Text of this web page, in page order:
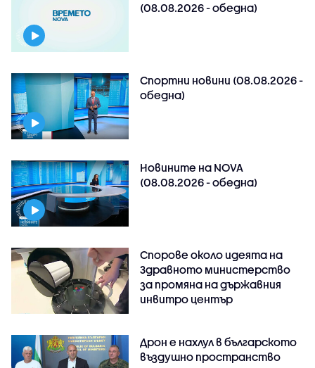
(08.08.2026 - обедна)
Спортни новини (08.08.2026 -
обедна)
Новините на NOVA
(08.08.2026 - обедна)
Спорове около идеята на
Здравното министерство
за промяна на държавния
инвитро център
Дрон е нахлул в българското
въздушно пространство